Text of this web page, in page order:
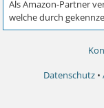
Datenschutz •